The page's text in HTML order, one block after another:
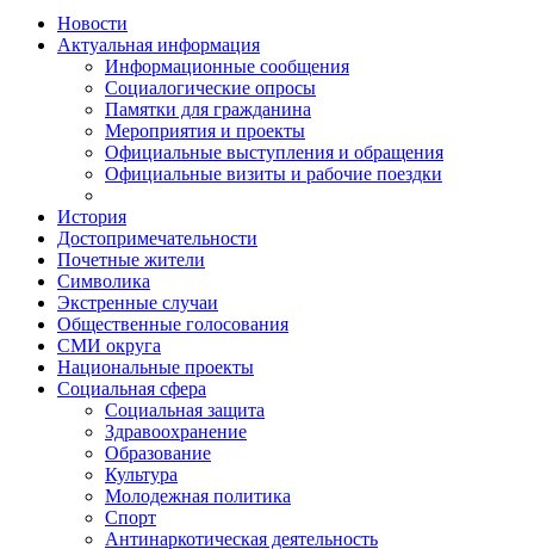
Новости
Актуальная информация
Информационные сообщения
Социалогические опросы
Памятки для гражданина
Мероприятия и проекты
Официальные выступления и обращения
Официальные визиты и рабочие поездки
История
Достопримечательности
Почетные жители
Символика
Экстренные случаи
Общественные голосования
СМИ округа
Национальные проекты
Социальная сфера
Социальная защита
Здравоохранение
Образование
Культура
Молодежная политика
Спорт
Антинаркотическая деятельность